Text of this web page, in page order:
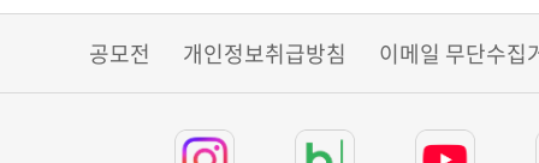
공모전 개인정보취급방침 이메일 무단수집